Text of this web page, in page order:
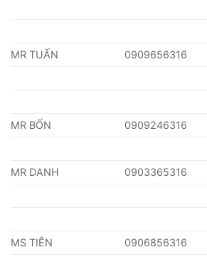
MR TUẤN
0909656316
MR BỐN
0909246316
MR DANH
0903365316
MS TIÊN
0906856316